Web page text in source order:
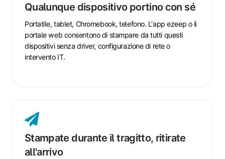
Qualunque dispositivo portino con sé
Portatile, tablet, Chromebook, telefono. L'app ezeep o il
portale web consentono di stampare da tutti questi
dispositivi senza driver, configurazione di rete o
intervento IT.
con
Stampate durante il tragitto, ritirate
all'arrivo
durante
tragitto,
ritirate